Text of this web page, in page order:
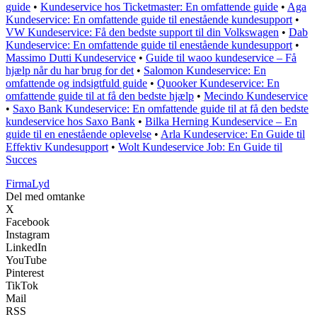
guide • Kundeservice hos Ticketmaster: En omfattende guide • Aga
Kundeservice: En omfattende guide til enestående kundesupport •
VW Kundeservice: Få den bedste support til din Volkswagen • Dab
Kundeservice: En omfattende guide til enestående kundesupport •
Massimo Dutti Kundeservice • Guide til waoo kundeservice – Få
hjælp når du har brug for det • Salomon Kundeservice: En
omfattende og indsigtfuld guide • Quooker Kundeservice: En
omfattende guide til at få den bedste hjælp • Mecindo Kundeservice
• Saxo Bank Kundeservice: En omfattende guide til at få den bedste
kundeservice hos Saxo Bank • Bilka Herning Kundeservice – En
guide til en enestående oplevelse • Arla Kundeservice: En Guide til
Effektiv Kundesupport • Wolt Kundeservice Job: En Guide til
Succes
FirmaLyd
Del med omtanke
X
Facebook
Instagram
LinkedIn
YouTube
Pinterest
TikTok
Mail
RSS